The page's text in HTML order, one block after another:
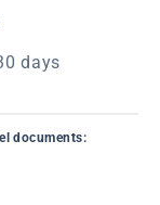
days
documents: